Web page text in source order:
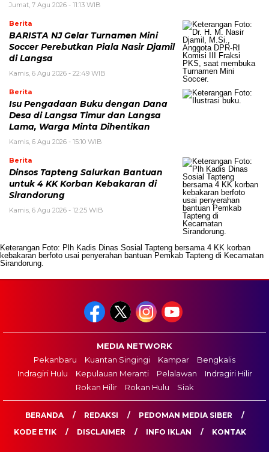
Jumat, 7 Agu 2026 - 11:13 WIB
Berita
BARISTA NJ Gelar Turnamen Mini
Soccer Perebutkan Piala Nasir Djamil
di Langsa
Kamis, 6 Agu 2026 - 22:49 WIB
Berita
Isu Pengadaan Buku dengan Dana
Desa di Langsa Timur dan Langsa
Lama, Warga Minta Dihentikan
Kamis, 6 Agu 2026 - 15:10 WIB
Berita
Dinsos Tapteng Salurkan Bantuan
untuk 4 KK Korban Kebakaran di
Sirandorung
Kamis, 6 Agu 2026 - 12:25 WIB
Keterangan Foto: Plh Kadis Dinas Sosial Tapteng bersama 4 KK korban
kebakaran berfoto usai penyerahan bantuan Pemkab Tapteng di Kecamatan
Sirandorung.
MEDIA NETWORK
Pekanbaru
Kuantan Singingi Kampar
Bengkalis
Indragiri Hulu
Kepulauan Meranti Pelalawan
Indragiri Hilir
Rokan Hilir
Rokan Hulu Siak
BERANDA REDAKSI
PEDOMAN MEDIA SIBER
KODE ETIK
DISCLAIMER INFO IKLAN KONTAK